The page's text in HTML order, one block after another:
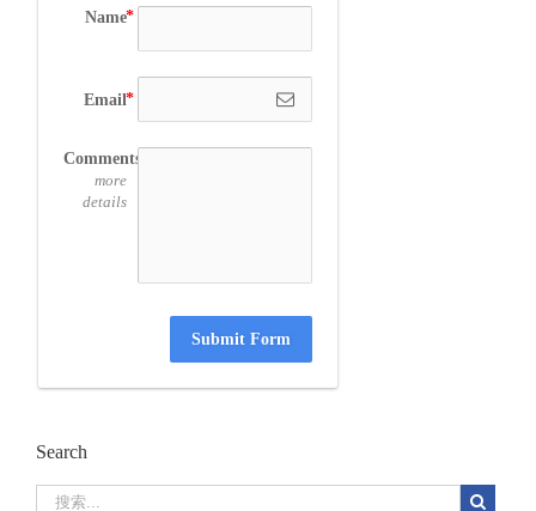
Name
Email
Comments
more
details
Submit Form
Search